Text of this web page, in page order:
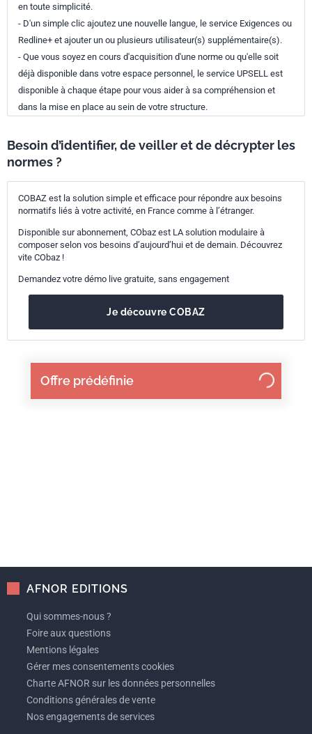
Offre prédéfinie
en toute simplicité.
- D'un simple clic ajoutez une nouvelle langue, le service Exigences ou
Redline+ et ajouter un ou plusieurs utilisateur(s) supplémentaire(s).
- Que vous soyez en cours d'acquisition d'une norme ou qu'elle soit
déjà disponible dans votre espace personnel, le service UPSELL est
disponible à chaque étape pour vous aider à sa compréhension et
dans la mise en place au sein de votre structure.
Besoin d’identifier, de veiller et de décrypter les
normes ?
COBAZ est la solution simple et efficace pour répondre aux besoins
normatifs liés à votre activité, en France comme à l’étranger.
Disponible sur abonnement, CObaz est LA solution modulaire à
composer selon vos besoins d’aujourd’hui et de demain. Découvrez
vite CObaz !
Demandez votre démo live gratuite, sans engagement
Je découvre COBAZ
AFNOR EDITIONS
Qui sommes-nous ?
Foire aux questions
Mentions légales
Gérer mes consentements cookies
Charte AFNOR sur les données personnelles
Conditions générales de vente
Nos engagements de services